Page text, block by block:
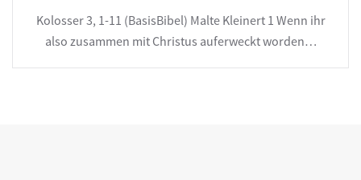
Kolosser 3, 1-11 (BasisBibel) Malte Kleinert 1 Wenn ihr
also zusammen mit Christus auferweckt worden…